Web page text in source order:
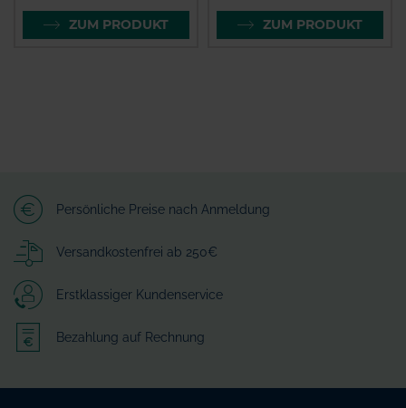
ZUM PRODUKT ZUM PRODUKT
Persönliche Preise nach Anmeldung
Versandkostenfrei ab 250€
Erstklassiger Kundenservice
Bezahlung auf Rechnung